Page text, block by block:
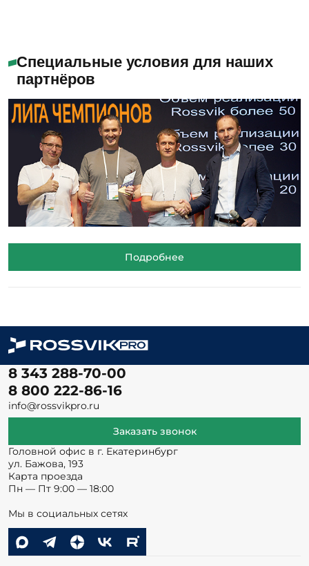
Специальные условия для наших
партнёров
Подробнее
8 343 288-70-00
8 800 222-86-16
info@rossvikpro.ru
Заказать звонок
Головной офис в г. Екатеринбург
ул. Бажова, 193
Карта проезда
Пн — Пт 9:00 — 18:00
Мы в социальных сетях